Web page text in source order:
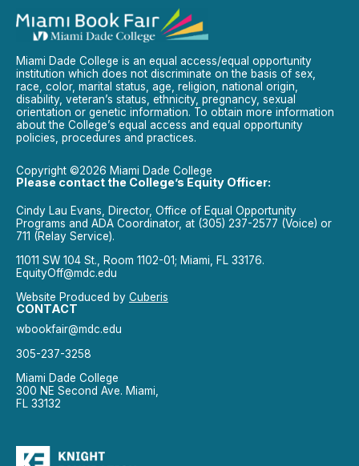
Miami Dade College is an equal access/equal opportunity
institution which does not discriminate on the basis of sex,
race, color, marital status, age, religion, national origin,
disability, veteran’s status, ethnicity, pregnancy, sexual
orientation or genetic information. To obtain more information
about the College’s equal access and equal opportunity
policies, procedures and practices.
Copyright ©2026 Miami Dade College
Please contact the College’s Equity Officer:
Cindy Lau Evans, Director, Office of Equal Opportunity
Programs and ADA Coordinator, at (305) 237-2577 (Voice) or
711 (Relay Service).
11011 SW 104 St., Room 1102-01; Miami, FL 33176.
EquityOff@mdc.edu
Website Produced by Cuberis
CONTACT
wbookfair@mdc.edu
305-237-3258
Miami Dade College
300 NE Second Ave. Miami,
FL 33132